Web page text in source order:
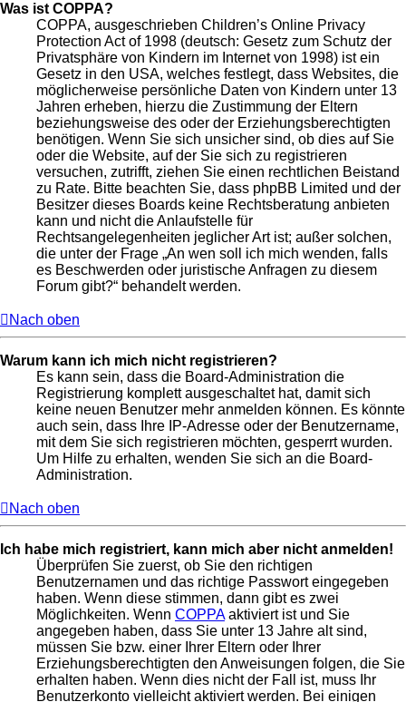
Was ist COPPA?
COPPA, ausgeschrieben Children’s Online Privacy
Protection Act of 1998 (deutsch: Gesetz zum Schutz der
Privatsphäre von Kindern im Internet von 1998) ist ein
Gesetz in den USA, welches festlegt, dass Websites, die
möglicherweise persönliche Daten von Kindern unter 13
Jahren erheben, hierzu die Zustimmung der Eltern
beziehungsweise des oder der Erziehungsberechtigten
benötigen. Wenn Sie sich unsicher sind, ob dies auf Sie
oder die Website, auf der Sie sich zu registrieren
versuchen, zutrifft, ziehen Sie einen rechtlichen Beistand
zu Rate. Bitte beachten Sie, dass phpBB Limited und der
Besitzer dieses Boards keine Rechtsberatung anbieten
kann und nicht die Anlaufstelle für
Rechtsangelegenheiten jeglicher Art ist; außer solchen,
die unter der Frage „An wen soll ich mich wenden, falls
es Beschwerden oder juristische Anfragen zu diesem
Forum gibt?“ behandelt werden.
Nach oben
Warum kann ich mich nicht registrieren?
Es kann sein, dass die Board-Administration die
Registrierung komplett ausgeschaltet hat, damit sich
keine neuen Benutzer mehr anmelden können. Es könnte
auch sein, dass Ihre IP-Adresse oder der Benutzername,
mit dem Sie sich registrieren möchten, gesperrt wurden.
Um Hilfe zu erhalten, wenden Sie sich an die Board-
Administration.
Nach oben
Ich habe mich registriert, kann mich aber nicht anmelden!
Überprüfen Sie zuerst, ob Sie den richtigen
Benutzernamen und das richtige Passwort eingegeben
haben. Wenn diese stimmen, dann gibt es zwei
Möglichkeiten. Wenn COPPAaktiviert ist und Sie
angegeben haben, dass Sie unter 13 Jahre alt sind,
müssen Sie bzw. einer Ihrer Eltern oder Ihrer
Erziehungsberechtigten den Anweisungen folgen, die Sie
erhalten haben. Wenn dies nicht der Fall ist, muss Ihr
Benutzerkonto vielleicht aktiviert werden. Bei einigen